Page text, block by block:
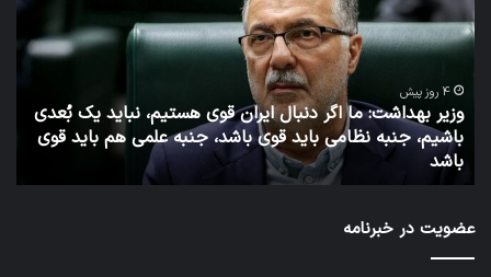
ایران قوی هستیم، نباید یک بُعدی
باشد، جنبه علمی هم باید قوی
مدیر
سابق
وزارت
بهداشت
7 روز پیش
توئیت دکتر جهانپور مدیر
عضویت در خبرنامه